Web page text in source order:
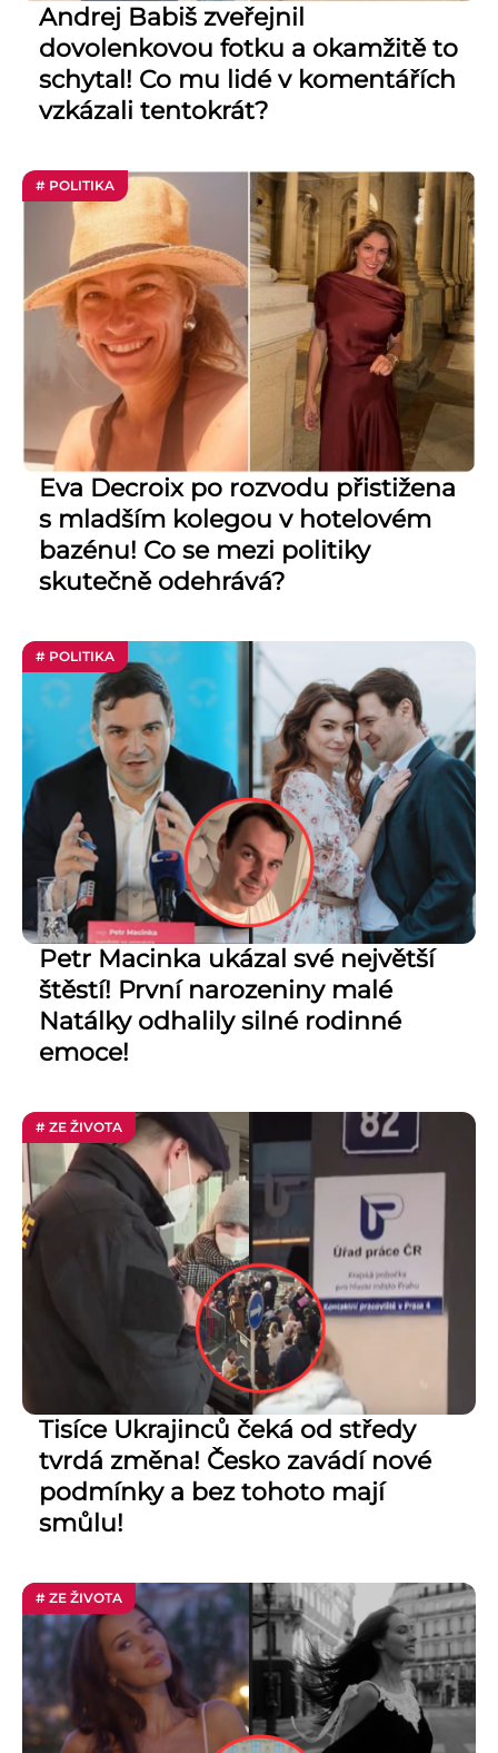
Andrej Babiš zveřejnil
dovolenkovou fotku a okamžitě to
schytal! Co mu lidé v komentářích
vzkázali tentokrát?
# POLITIKA
Eva Decroix po rozvodu přistižena
s mladším kolegou v hotelovém
bazénu! Co se mezi politiky
skutečně odehrává?
# POLITIKA
Petr Macinka ukázal své největší
štěstí! První narozeniny malé
Natálky odhalily silné rodinné
emoce!
# ZE ŽIVOTA
Tisíce Ukrajinců čeká od středy
tvrdá změna! Česko zavádí nové
podmínky a bez tohoto mají
smůlu!
# ZE ŽIVOTA